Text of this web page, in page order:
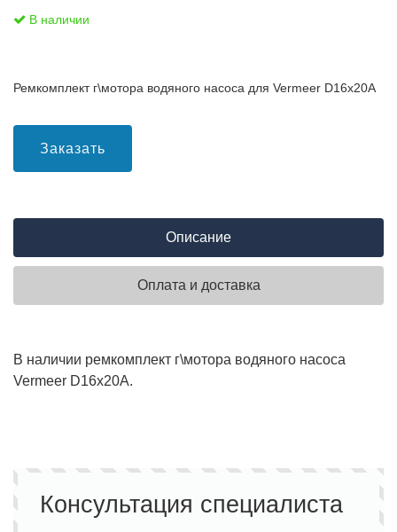
В наличии
Ремкомплект г\мотора водяного насоса для Vermeer D16x20A
Заказать
Описание
Оплата и доставка
В наличии ремкомплект г\мотора водяного насоса
Vermeer D16x20A.
Консультация специалиста